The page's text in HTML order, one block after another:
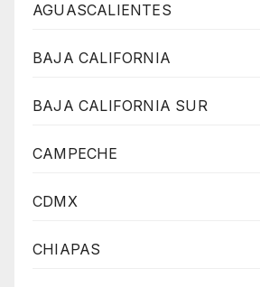
AGUASCALIENTES
BAJA CALIFORNIA
BAJA CALIFORNIA SUR
CAMPECHE
CDMX
CHIAPAS